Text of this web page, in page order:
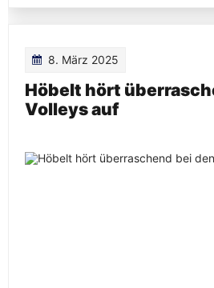
8. März 2025
Höbelt hört
Volleys auf